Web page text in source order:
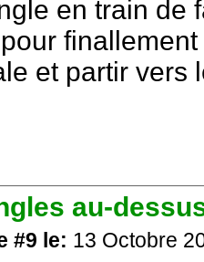
en train de
et partir vers
au-
#9 le: 13 Octobre